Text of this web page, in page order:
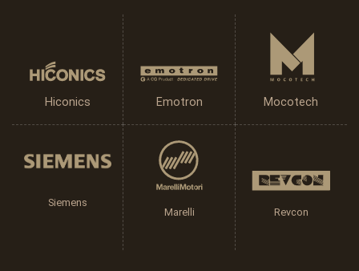
Mocotech
Emotron
Hiconics
Revcon
Marelli
Siemens